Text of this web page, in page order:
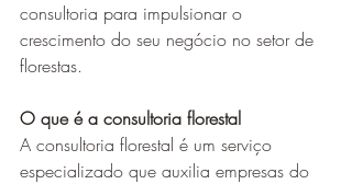
consultoria para impulsionar o
crescimento do seu negócio no setor de
florestas.
O que é a consultoria florestal
A consultoria florestal é um serviço
especializado que auxilia empresas do